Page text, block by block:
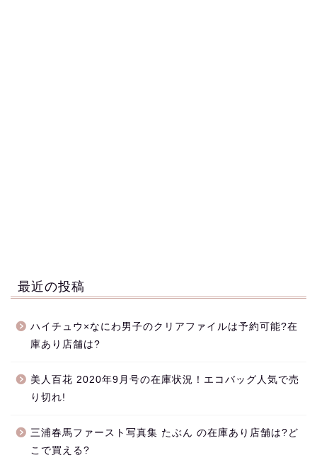
最近の投稿
ハイチュウ×なにわ男子のクリアファイルは予約可能?在
庫あり店舗は?
美人百花 2020年9月号の在庫状況！エコバッグ人気で売
り切れ!
三浦春馬ファースト写真集 たぶん の在庫あり店舗は?ど
こで買える?